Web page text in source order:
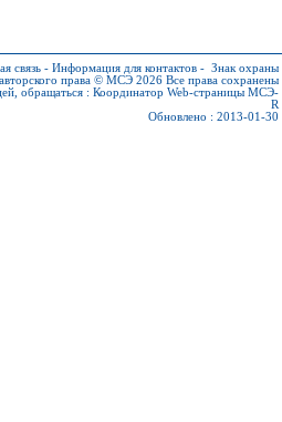
связь - Информация для контактов - Знак охраны
авторского права © МСЭ 2026 Все права сохранены
обращаться : Координатор Web-страницы МСЭ-
R
Обновлено : 2013-01-30